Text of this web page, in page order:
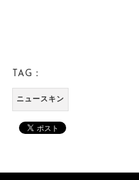
TAG：
ニュースキン